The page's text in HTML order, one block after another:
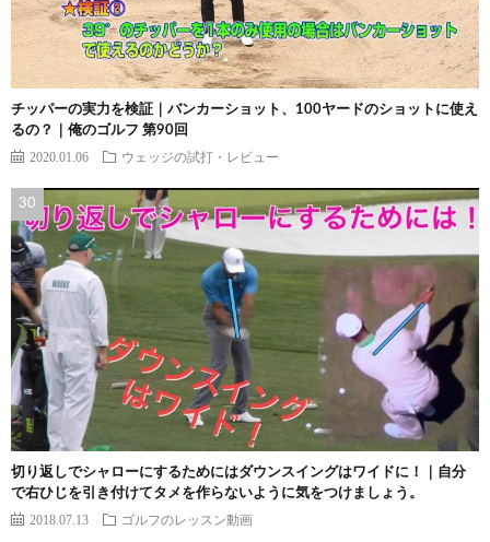
チッパーの実力を検証｜バンカーショット、100ヤードのショットに使え
るの？｜俺のゴルフ 第90回
2020.01.06 ウェッジの試打・レビュー
切り返しでシャローにするためにはダウンスイングはワイドに！｜自分
で右ひじを引き付けてタメを作らないように気をつけましょう。
2018.07.13 ゴルフのレッスン動画